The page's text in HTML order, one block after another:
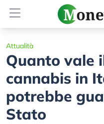
Attualità
Quanto vale
cannabis in
potrebbe
Stato